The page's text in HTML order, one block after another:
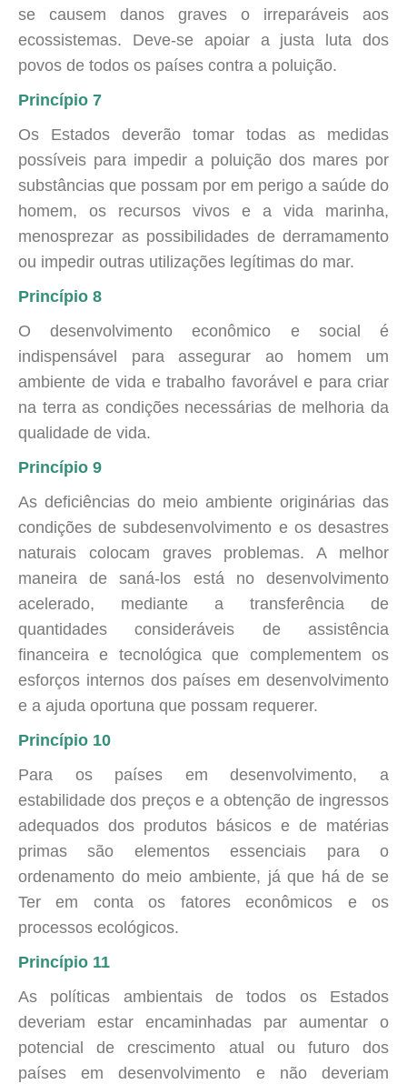
se causem danos graves o irreparáveis aos
ecossistemas. Deve-se apoiar a justa luta dos
povos de todos os países contra a poluição.
Princípio 7
Os Estados deverão tomar todas as medidas
possíveis para impedir a poluição dos mares por
substâncias que possam por em perigo a saúde do
homem, os recursos vivos e a vida marinha,
menosprezar as possibilidades de derramamento
ou impedir outras utilizações legítimas do mar.
Princípio 8
O desenvolvimento econômico e social é
indispensável para assegurar ao homem um
ambiente de vida e trabalho favorável e para criar
na terra as condições necessárias de melhoria da
qualidade de vida.
Princípio 9
As deficiências do meio ambiente originárias das
condições de subdesenvolvimento e os desastres
naturais colocam graves problemas. A melhor
maneira de saná-los está no desenvolvimento
acelerado, mediante a transferência de
quantidades consideráveis de assistência
financeira e tecnológica que complementem os
esforços internos dos países em desenvolvimento
e a ajuda oportuna que possam requerer.
Princípio 10
Para os países em desenvolvimento, a
estabilidade dos preços e a obtenção de ingressos
adequados dos produtos básicos e de matérias
primas são elementos essenciais para o
ordenamento do meio ambiente, já que há de se
Ter em conta os fatores econômicos e os
processos ecológicos.
Princípio 11
As políticas ambientais de todos os Estados
deveriam estar encaminhadas par aumentar o
potencial de crescimento atual ou futuro dos
países em desenvolvimento e não deveriam